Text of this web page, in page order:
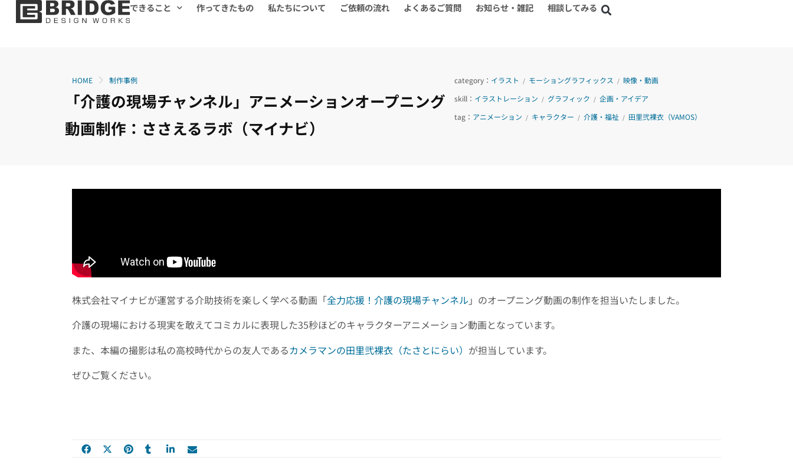
できること 作ってきたもの 私たちについて ご依頼の流れ よくあるご質問 お知らせ・雑記 相談してみる
HOME 制作事例
「介護の現場チャンネル」アニメーションオープニング
動画制作：ささえるラボ（マイナビ）
category： イラスト / モーショングラフィックス / 映像・動画
skill： イラストレーション / グラフィック / 企画・アイデア
tag： アニメーション / キャラクター / 介護・福祉 / 田里弐裸衣（VAMOS）
株式会社マイナビが運営する介助技術を楽しく学べる動画「全力応援！介護の現場チャンネル 」のオープニング動画の制作を担当いたしました。
介護の現場における現実を敢えてコミカルに表現した35秒ほどのキャラクターアニメーション動画となっています。
また、本編の撮影は私の高校時代からの友人であるカメラマンの田里弐裸衣（たさとにらい） が担当しています。
ぜひご覧ください。